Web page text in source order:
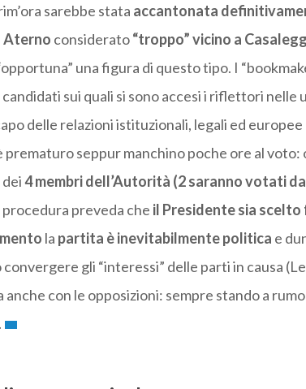
sarebbe stata accantonata
Aterno considerato“troppo” vicino a
una figura di questo tipo. I
sui quali si sono accesi i riflettori nelle
delle relazioni istituzionali, legali ed europee
prematuro seppur manchino poche ore al voto:
4 membri dell’Autorità (2 saranno votati
preveda che il Presidente sia
la partita è inevitabilmente politica e
gli “interessi” delle parti in causa
con le opposizioni: sempre stando a